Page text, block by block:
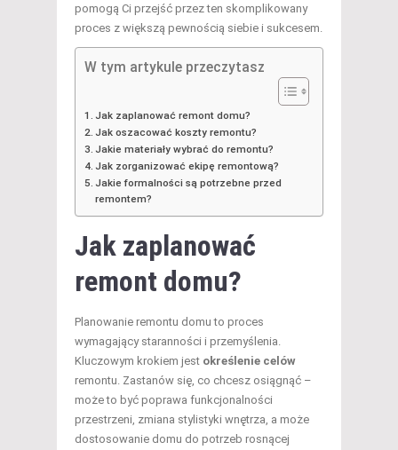
pomogą Ci przejść przez ten skomplikowany
proces z większą pewnością siebie i sukcesem.
W tym artykule przeczytasz
Jak zaplanować remont domu?
Jak oszacować koszty remontu?
Jakie materiały wybrać do remontu?
Jak zorganizować ekipę remontową?
Jakie formalności są potrzebne przed
remontem?
Jak zaplanować
remont domu?
Planowanie remontu domu to proces
wymagający staranności i przemyślenia.
Kluczowym krokiem jest określenie celów
remontu. Zastanów się, co chcesz osiągnąć –
może to być poprawa funkcjonalności
przestrzeni, zmiana stylistyki wnętrza, a może
dostosowanie domu do potrzeb rosnącej